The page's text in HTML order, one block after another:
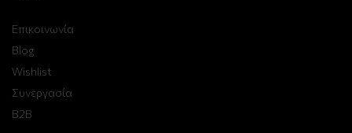
Επικοινωνία
Blog
Wishlist
Συνεργασία
B2B